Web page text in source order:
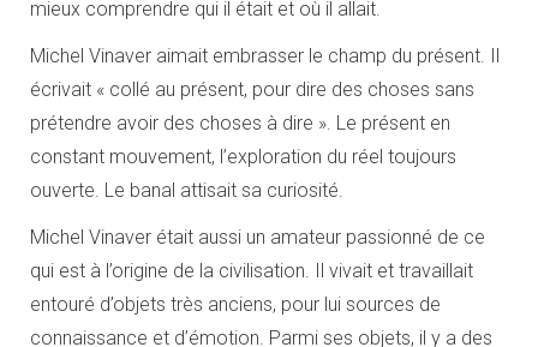
mieux comprendre qui il était et où il allait.
Michel Vinaver aimait embrasser le champ du présent. Il
écrivait « collé au présent, pour dire des choses sans
prétendre avoir des choses à dire ». Le présent en
constant mouvement, l’exploration du réel toujours
ouverte. Le banal attisait sa curiosité.
Michel Vinaver était aussi un amateur passionné de ce
qui est à l’origine de la civilisation. Il vivait et travaillait
entouré d’objets très anciens, pour lui sources de
connaissance et d’émotion. Parmi ses objets, il y a des